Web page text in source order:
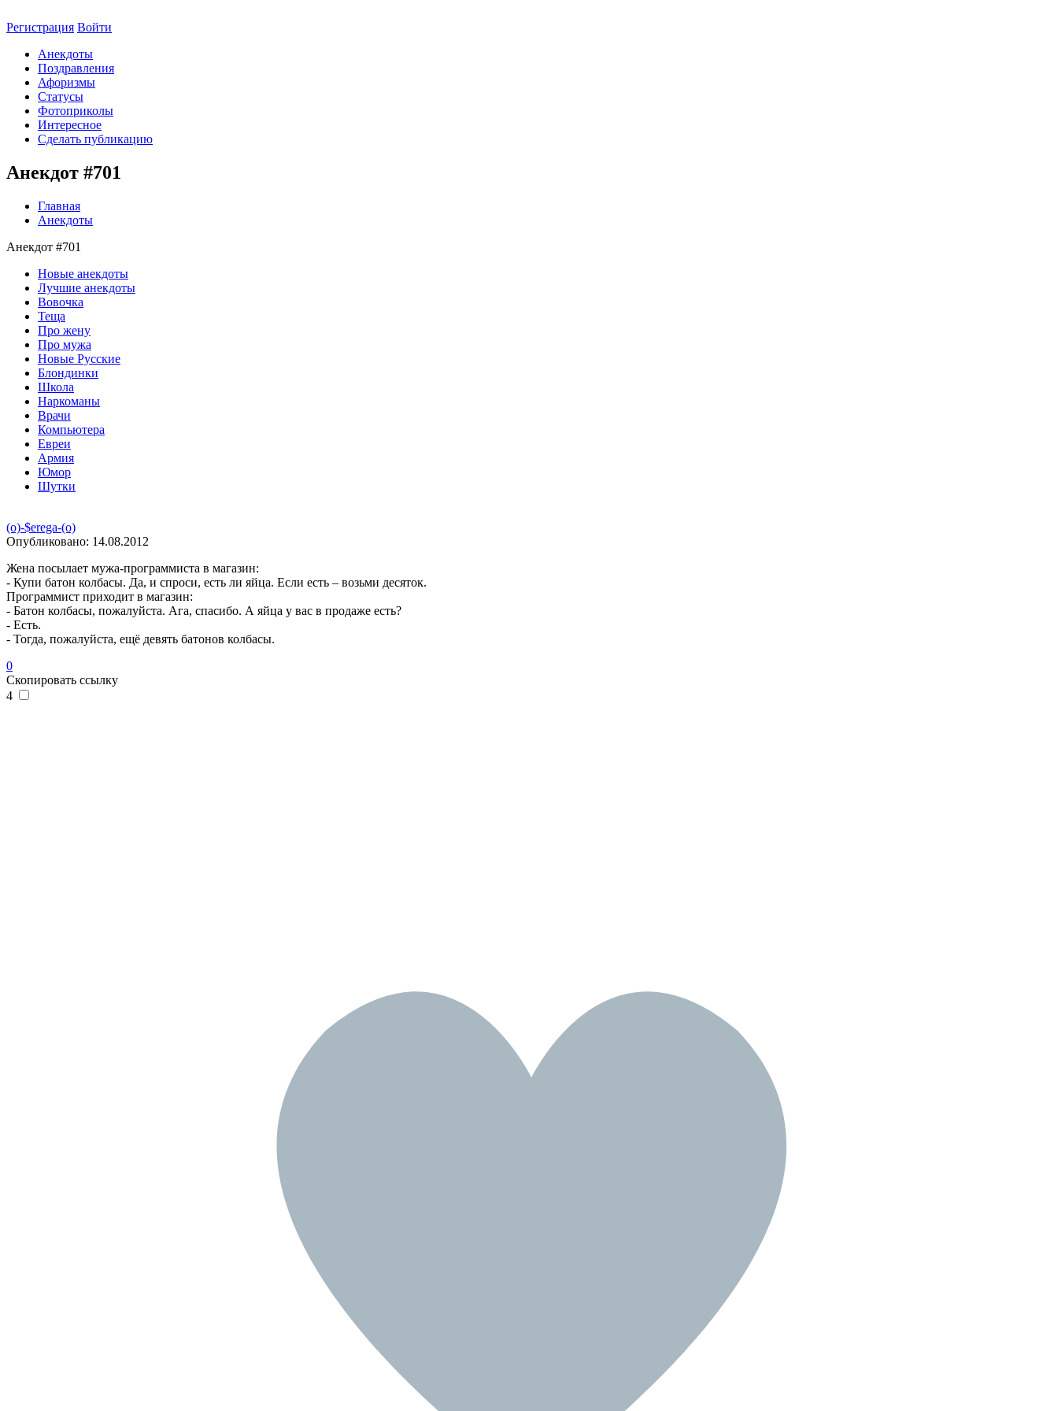
Регистрация Войти
Анекдоты
Поздравления
Афоризмы
Статусы
Фотоприколы
Интересное
Сделать публикацию
Анекдот #701
Главная
Анекдоты
Анекдот #701
Новые анекдоты
Лучшие анекдоты
Вовочка
Теща
Про жену
Про мужа
Новые Русские
Блондинки
Школа
Наркоманы
Врачи
Компьютера
Евреи
Армия
Юмор
Шутки
(o)-$erega-(o)
Опубликовано: 14.08.2012
Жена посылает мужа-программиста в магазин:
- Купи батон колбасы. Да, и спроси, есть ли яйца. Если есть – возьми десяток.
Программист приходит в магазин:
- Батон колбасы, пожалуйста. Ага, спасибо. А яйца у вас в продаже есть?
- Есть.
- Тогда, пожалуйста, ещё девять батонов колбасы.
0
Скопировать ссылку
4